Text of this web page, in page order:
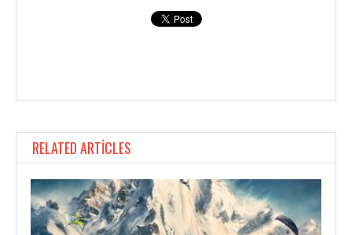
RELATED ARTICLES